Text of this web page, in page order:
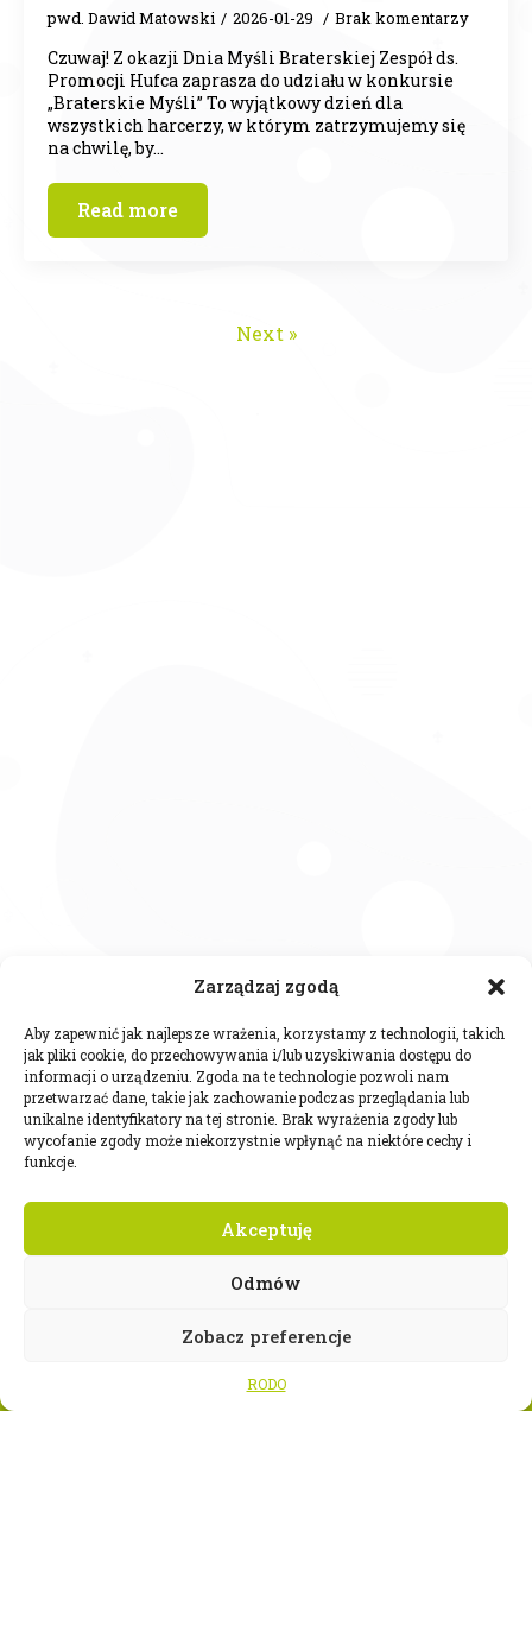
Zarządzaj zgodą
Aby zapewnić jak najlepsze wrażenia, korzystamy z technologii, takich
jak pliki cookie, do przechowywania i/lub uzyskiwania dostępu do
informacji o urządzeniu. Zgoda na te technologie pozwoli nam
przetwarzać dane, takie jak zachowanie podczas przeglądania lub
unikalne identyfikatory na tej stronie. Brak wyrażenia zgody lub
wycofanie zgody może niekorzystnie wpłynąć na niektóre cechy i
funkcje.
Akceptuję
Odmów
Zobacz preferencje
RODO
pwd. Dawid Matowski 2026-01-29 Brak komentarzy
Czuwaj! Z okazji Dnia Myśli Braterskiej Zespół ds.
Promocji Hufca zaprasza do udziału w konkursie
„Braterskie Myśli” To wyjątkowy dzień dla
wszystkich harcerzy, w którym zatrzymujemy się
na chwilę, by…
Read more
Next »